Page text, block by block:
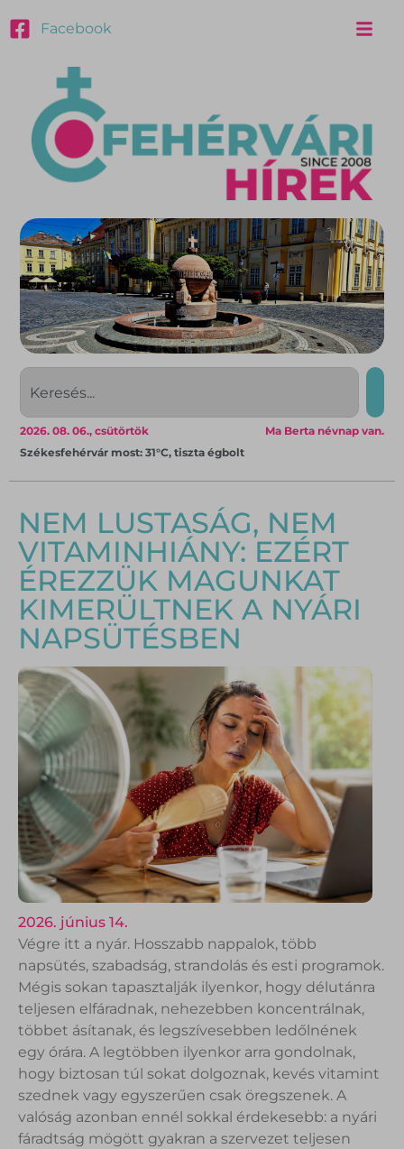
Facebook
Ma Berta névnap van.
2026. 08. 06., csütörtök
Székesfehérvár most: 31°C, tiszta égbolt
NEM LUSTASÁG, NEM
VITAMINHIÁNY: EZÉRT
ÉREZZÜK MAGUNKAT
KIMERÜLTNEK A NYÁRI
NAPSÜTÉSBEN
2026. június 14.
Végre itt a nyár. Hosszabb nappalok, több
napsütés, szabadság, strandolás és esti programok.
Mégis sokan tapasztalják ilyenkor, hogy délutánra
teljesen elfáradnak, nehezebben koncentrálnak,
többet ásítanak, és legszívesebben ledőlnének
egy órára. A legtöbben ilyenkor arra gondolnak,
hogy biztosan túl sokat dolgoznak, kevés vitamint
szednek vagy egyszerűen csak öregszenek. A
valóság azonban ennél sokkal érdekesebb: a nyári
fáradtság mögött gyakran a szervezet teljesen